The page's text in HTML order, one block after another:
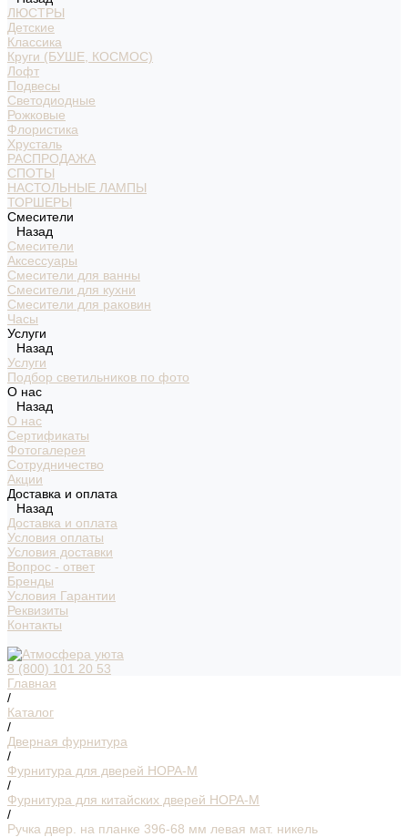
ЛЮСТРЫ
Детские
Классика
Круги (БУШЕ, КОСМОС)
Лофт
Подвесы
Светодиодные
Рожковые
Флористика
Хрусталь
РАСПРОДАЖА
СПОТЫ
НАСТОЛЬНЫЕ ЛАМПЫ
ТОРШЕРЫ
Смесители
Назад
Смесители
Аксессуары
Смесители для ванны
Смесители для кухни
Смесители для раковин
Часы
Услуги
Назад
Услуги
Подбор светильников по фото
О нас
Назад
О нас
Сертификаты
Фотогалерея
Сотрудничество
Акции
Доставка и оплата
Назад
Доставка и оплата
Условия оплаты
Условия доставки
Вопрос - ответ
Бренды
Условия Гарантии
Реквизиты
Контакты
8 (800) 101 20 53
Главная
/
Каталог
/
Дверная фурнитура
/
Фурнитура для дверей НОРА-М
/
Фурнитура для китайских дверей НОРА-М
/
Ручка двер. на планке 396-68 мм левая мат. никель